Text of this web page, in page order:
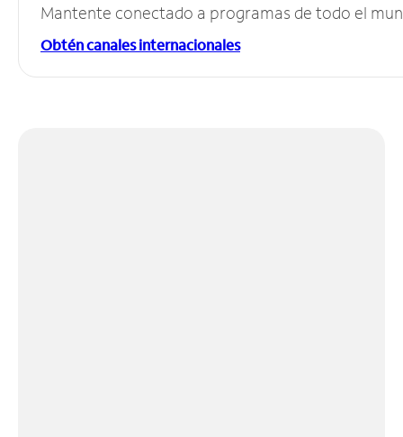
Mantente conectado a programas de todo el
Obtén canales internacionales